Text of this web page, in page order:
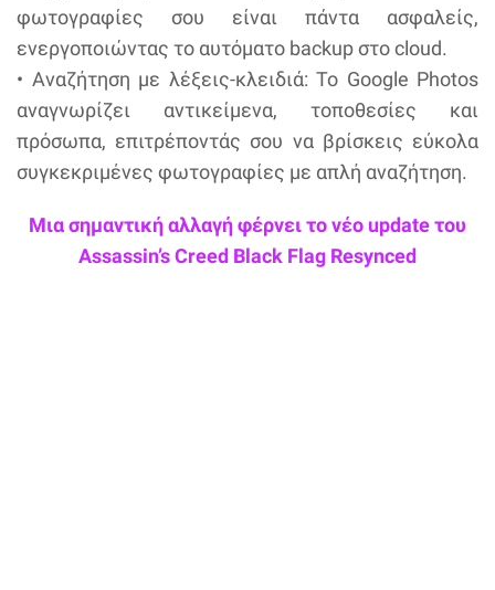
φωτογραφίες σου είναι πάντα ασφαλείς,
ενεργοποιώντας το αυτόματο backup στο cloud.
• Αναζήτηση με λέξεις-κλειδιά: Το Google Photos
αναγνωρίζει αντικείμενα, τοποθεσίες και
πρόσωπα, επιτρέποντάς σου να βρίσκεις εύκολα
συγκεκριμένες φωτογραφίες με απλή αναζήτηση.
Μια σημαντική αλλαγή φέρνει το νέο update του
Assassin’s Creed Black Flag Resynced